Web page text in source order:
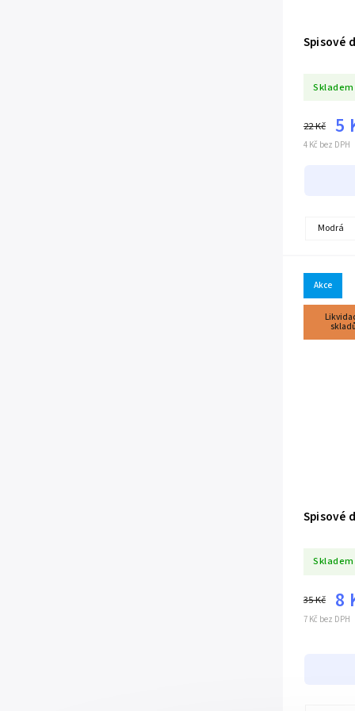
Spisové
Skladem
4 Kč bez DPH
22 Kč 5
Modrá
Akce
skladů
Spisové
Skladem
7 Kč bez DPH
35 Kč 8